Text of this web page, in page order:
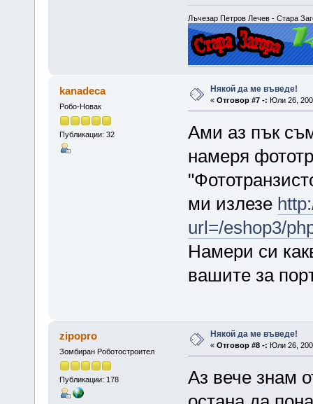
Лъчезар Петров Лечев - Стара
kanadeca
Робо-Новак
Публикации: 32
Някой да ме въведе!
« Отговор #7 -: Юли 26,
Ами аз пък
намеря
ми излезе
url=/eshop3/
Намери си
вашите за
zipopro
Зомбиран Роботостроител
Публикации: 178
Някой да ме въведе!
« Отговор #8 -: Юли 26,
Аз вече знам